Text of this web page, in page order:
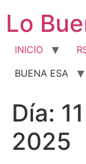
contenido
Lo
INICIO
BUENA ESA
Día:
2025